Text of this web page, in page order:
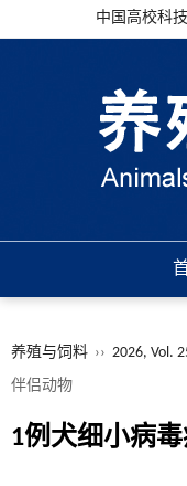
中国高校科
养殖与饲料 ›› 2026, Vol.
伴侣动物
1例犬细小病